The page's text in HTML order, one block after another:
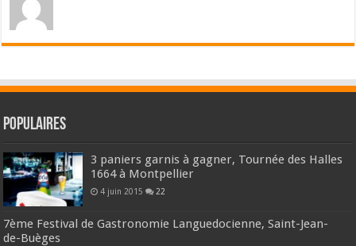
Populaires
3 paniers garnis à gagner, Tournée des Halles
1664 à Montpellier
4 juin 2015 22
7ème Festival de Gastronomie Languedocienne, Saint-Jean-
de-Buèges